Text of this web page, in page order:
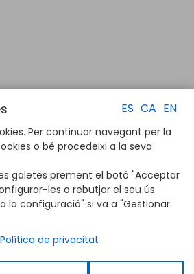
ES CA EN
Per continuar navegant per la
o bé procedeixi a la seva
galetes prement el botó "Acceptar
les o rebutjar el seu ús
la configuració" si va a "Gestionar
Política de privacitat
són únicament els de l'autor o autors i
els de la Unió Europea o la Comissió